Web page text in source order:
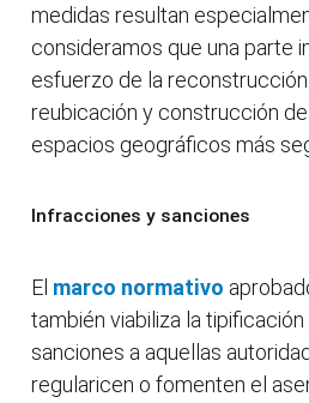
medidas resultan
consideramos que una parte
esfuerzo de la
reubicación y construcción
espacios geográficos más
Infracciones y sanciones
El marco normativo
también viabiliza la
sanciones a aquellas
regularicen o fomenten el